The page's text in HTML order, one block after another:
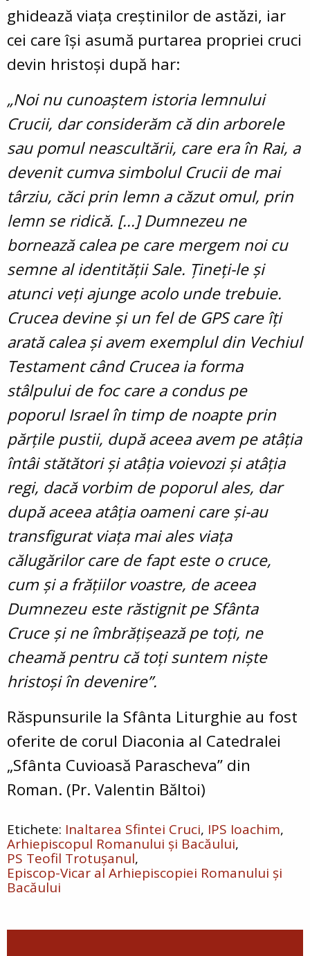
ghidează viața creștinilor de astăzi, iar
cei care își asumă purtarea propriei cruci
devin hristoși după har:
„Noi nu cunoaștem istoria lemnului
Crucii, dar considerăm că din arborele
sau pomul neascultării, care era în Rai, a
devenit cumva simbolul Crucii de mai
târziu, căci prin lemn a căzut omul, prin
lemn se ridică. [...] Dumnezeu ne
bornează calea pe care mergem noi cu
semne al identității Sale. Țineți-le și
atunci veți ajunge acolo unde trebuie.
Crucea devine și un fel de GPS care îți
arată calea și avem exemplul din Vechiul
Testament când Crucea ia forma
stâlpului de foc care a condus pe
poporul Israel în timp de noapte prin
părțile pustii, după aceea avem pe atâția
întâi stătători și atâția voievozi și atâția
regi, dacă vorbim de poporul ales, dar
după aceea atâția oameni care și-au
transfigurat viața mai ales viața
călugărilor care de fapt este o cruce,
cum și a frățiilor voastre, de aceea
Dumnezeu este răstignit pe Sfânta
Cruce și ne îmbrățișează pe toți, ne
cheamă pentru că toți suntem niște
hristoși în devenire”.
Răspunsurile la Sfânta Liturghie au fost
oferite de corul Diaconia al Catedralei
„Sfânta Cuvioasă Parascheva” din
Roman. (Pr. Valentin Băltoi)
Inaltarea Sfintei Cruci IPS Ioachim
Arhiepiscopul Romanului și Bacăului
PS Teofil Trotușanul
Episcop-Vicar al Arhiepiscopiei Romanului și
Bacăului